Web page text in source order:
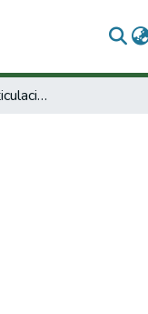
NAC- nucleos de articulacion con los compradores.